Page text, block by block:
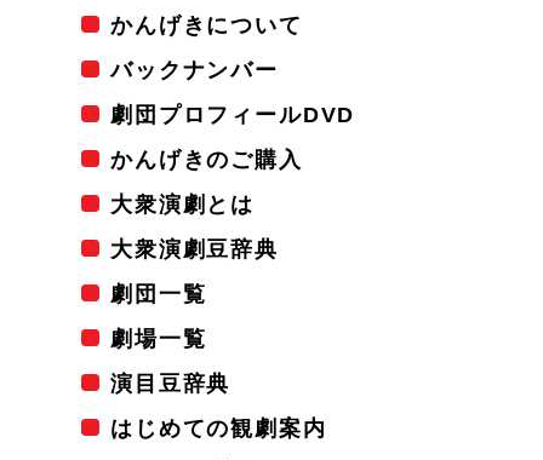
かんげきについて
バックナンバー
劇団プロフィールDVD
かんげきのご購入
大衆演劇とは
大衆演劇豆辞典
劇団一覧
劇場一覧
演目豆辞典
はじめての観劇案内